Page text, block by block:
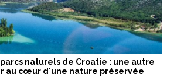
parcs naturels de Croatie : une autre
au cœur d'une nature préservée